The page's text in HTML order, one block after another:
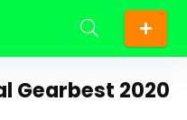
Gearbest 2020